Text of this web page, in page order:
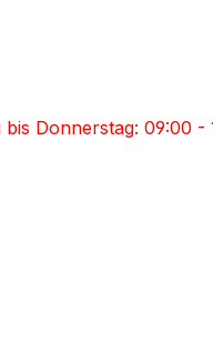
Donnerstag: 09:00 -